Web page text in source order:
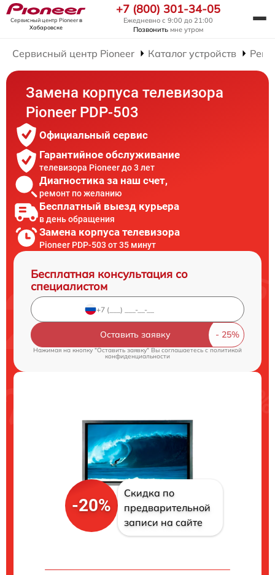
Сервисный центр Pioneerв
Хабаровске
+7 (800) 301-34-05
Ежедневно с 9:00 до 21:00
Позвонить мне утром
Сервисный центр Pioneer Каталог устройств
Замена корпуса телевизора
Pioneer PDP-503
Официальный сервис
Гарантийное обслуживание
телевизора Pioneer до 3 лет
Диагностика за наш счет,
ремонт по желанию
Бесплатный выезд курьера
в день обращения
Замена корпуса телевизора
Pioneer PDP-503 от 35 минут
Бесплатная консультация со
специалистом
Оставить заявку
Нажимая на кнопку "Оставить заявку" Вы соглашаетесь cполитикой
конфиденциальности
-20%
Скидка по
предварительной
записи на сайте